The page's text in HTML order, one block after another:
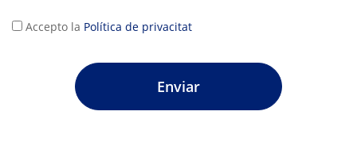
Consulta
Accepto la Política de privacitat
Enviar